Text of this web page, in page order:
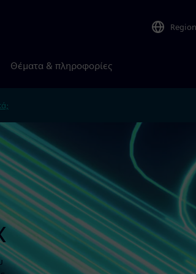
Region
Θέματα & πληροφορίες